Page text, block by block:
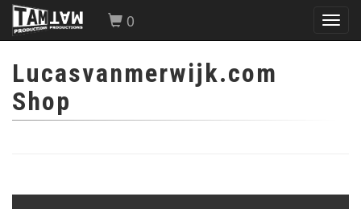
0
Lucasvanmerwijk.com
Shop